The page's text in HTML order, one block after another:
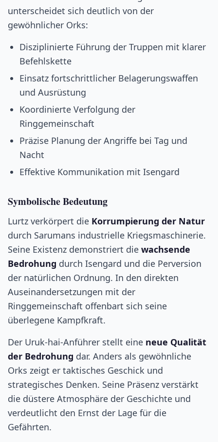
unterscheidet sich deutlich von der
gewöhnlicher Orks:
Disziplinierte Führung der Truppen mit klarer
Befehlskette
Einsatz fortschrittlicher Belagerungswaffen
und Ausrüstung
Koordinierte Verfolgung der
Ringgemeinschaft
Präzise Planung der Angriffe bei Tag und
Nacht
Effektive Kommunikation mit Isengard
Symbolische Bedeutung
Lurtz verkörpert die Korrumpierung der Natur
durch Sarumans industrielle Kriegsmaschinerie.
Seine Existenz demonstriert die wachsende
Bedrohung durch Isengard und die Perversion
der natürlichen Ordnung. In den direkten
Auseinandersetzungen mit der
Ringgemeinschaft offenbart sich seine
überlegene Kampfkraft.
Der Uruk-hai-Anführer stellt eine neue Qualität
der Bedrohung dar. Anders als gewöhnliche
Orks zeigt er taktisches Geschick und
strategisches Denken. Seine Präsenz verstärkt
die düstere Atmosphäre der Geschichte und
verdeutlicht den Ernst der Lage für die
Gefährten.